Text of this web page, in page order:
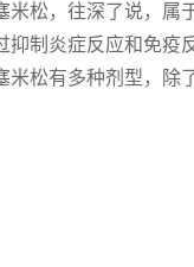
松，往深了说，属
制炎症反应和免疫
松有多种剂型，除